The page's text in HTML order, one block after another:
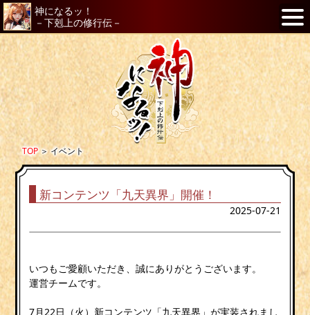
神になるッ！
－下剋上の修行伝－
TOP＞イベント
新コンテンツ「九天異界」開催！
2025-07-21
いつもご愛顧いただき、誠にありがとうございます。
運営チームです。
7月22日（火）新コンテンツ「九天異界」が実装されまし